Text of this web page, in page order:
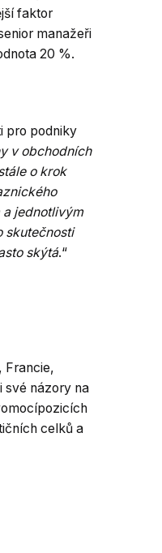
faktor
manažeři
20 %.
pro podniky
v obchodních
o krok
jednotlivým
skutečnosti
skýtá.“
Francie,
své názory na
celků a